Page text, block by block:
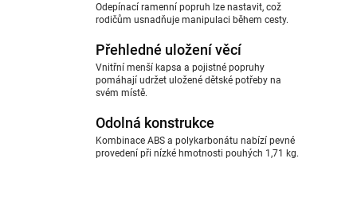
Odepínací ramenní popruh lze nastavit, což
rodičům usnadňuje manipulaci během cesty.
Přehledné uložení věcí
Vnitřní menší kapsa a pojistné popruhy
pomáhají udržet uložené dětské potřeby na
svém místě.
Odolná konstrukce
Kombinace ABS a polykarbonátu nabízí pevné
provedení při nízké hmotnosti pouhých 1,71 kg.